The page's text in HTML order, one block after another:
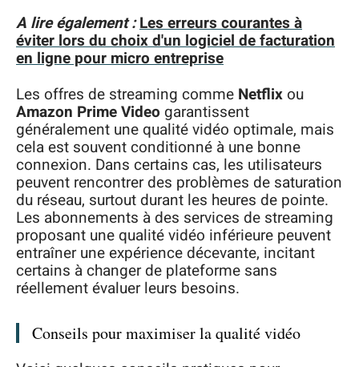
A lire également :Les erreurs courantes à
éviter lors du choix d'un logiciel de facturation
en ligne pour micro entreprise
Les offres de streaming comme Netflix ou
Amazon Prime Video garantissent
généralement une qualité vidéo optimale, mais
cela est souvent conditionné à une bonne
connexion. Dans certains cas, les utilisateurs
peuvent rencontrer des problèmes de saturation
du réseau, surtout durant les heures de pointe.
Les abonnements à des services de streaming
proposant une qualité vidéo inférieure peuvent
entraîner une expérience décevante, incitant
certains à changer de plateforme sans
réellement évaluer leurs besoins.
Conseils pour maximiser la qualité vidéo